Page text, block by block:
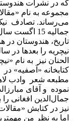
که در نشرات
می‌رساند. تصادف
تاریخ، هندوستان در همین 15 اگست، به نعمت آزادی
الحنان نیز به نام
کتابخانه «آصفیه»
مطبعه شعر وادب
نموده و آقای
جمال‌الدین افغانی
نیز در کتابش
اما به نظر من